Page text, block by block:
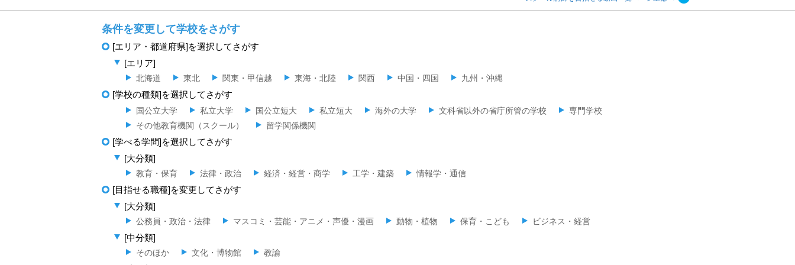
条件を変更して学校をさがす
[エリア・都道府県]を選択してさがす
[エリア]
北海道 東北 関東・甲信越 東海・北陸 関西 中国・四国 九州・沖縄
[学校の種類]を選択してさがす
国公立大学 私立大学 国公立短大 私立短大 海外の大学 文科省以外の省庁所管の学校
専門学校
その他教育機関（スクール）
留学関係機関
[学べる学問]を選択してさがす
[大分類]
教育・保育 法律・政治 経済・経営・商学 工学・建築 情報学・通信
[目指せる職種]を変更してさがす
[大分類]
公務員・政治・法律 マスコミ・芸能・アニメ・声優・漫画 動物・植物 保育・こども ビジネス・経営
[中分類]
そのほか 文化・博物館 教諭